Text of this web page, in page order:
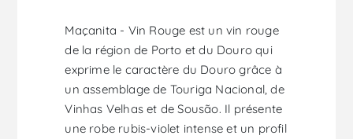
Maçanita - Vin Rouge est un vin rouge
de la région de Porto et du Douro qui
exprime le caractère du Douro grâce à
un assemblage de Touriga Nacional, de
Vinhas Velhas et de Sousão. Il présente
une robe rubis-violet intense et un profil